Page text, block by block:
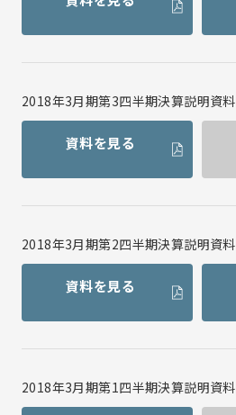
2018年3月期第3四半期決算説明資料
資料を見る
2018年3月期第2四半期決算説明資料
資料を見る
2018年3月期第1四半期決算説明資料